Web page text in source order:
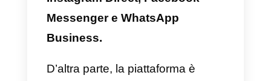
multi-agente?
Ora, ti mostreremo le 10 migliori